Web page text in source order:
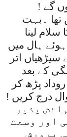
تھا ۔بہت
لینا
ہال میں
اتر
کے بعد
پڑھ کر
درج کریں !
پذیر
اور وسعت
پرورش